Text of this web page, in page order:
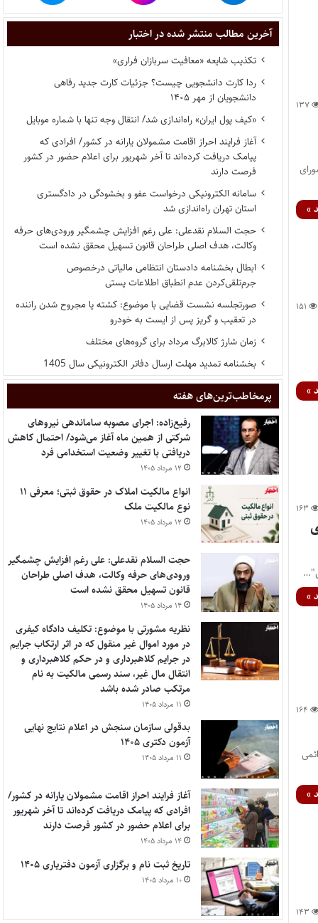
۱۳۷
»
۱۵۱
»
۱۶۳
»
۱۶۴
»
۱۴۳
آخرین مطالب منتشر شده در اختبار
تکذیب شایعه «معافیت سربازان فراری»
ردا کارت دانشجویی چیست؟ جزئیات کارت جدید رفاهی
دانشجویان از مهر ۱۴۰۵
«کیف پول ایران» راه‌اندازی شد/ انتقال وجه تنها با شماره موبایل
آغاز فرایند احراز اقامت مشمولان یارانه در کشور/ افرادی که
پیامک دریافت کرده‌اند تا آخر شهریور برای اعلام حضور در کشور
فرصت دارند
سامانه الکترونیکی درخواست عفو و بخشودگی در دادگستری
استان تهران راه‌اندازی شد
حجت السلام نقدعلی: علی رغم افزایش چشمگیر ورودی‌های حرفه
وکالت، هدف اصلی طراحان قانون تسهیل محقق نشده است
ابطال بخشنامه دادستان انتظامی مالیاتی درخصوص
جرم‌تلقی‌کردن عدم انطباق اطلاعات پستی
صورتجلسه نشست قضایی با موضوع: کشته یا مجروح شدن راننده
در تعقیب و گریز پس از ایست به خودرو
زمان شارژ کالابرگ مرداد برای گروه‌های مختلف
بخشنامه تمدید مهلت ارسال دفاتر الکترونیکی سال 1405
پر‌مخاطب‌ترین‌های هفته
رفیع‌زاده: اجرای مصوبه ساماندهی نیروهای
شرکتی از همین ماه آغاز می‌شود/ احتمال کاهش
دریافتی با تغییر وضعیت استخدامی فرد
۱۲ مرداد ۱۴۰۵
انواع مالکیت املاک در حقوق ثبتی؛ معرفی ۱۱
نوع مالکیت ملک
۱۲ مرداد ۱۴۰۵
حجت السلام نقدعلی: علی رغم افزایش چشمگیر
ورودی‌های حرفه وکالت، هدف اصلی طراحان
قانون تسهیل محقق نشده است
۱۴ مرداد ۱۴۰۵
نظریه مشورتی با موضوع: تکلیف دادگاه کیفری
در مورد اموال غیر منقول که در اثر ارتکاب جرایم
در جرایم کلاهبرداری و در حکم کلاهبرداری و
انتقال مال غیر، سند رسمی مالکیت به نام
مرتکب صادر شده باشد
۱۱ مرداد ۱۴۰۵
بدقولی سازمان سنجش در اعلام نتایج نهایی
آزمون دکتری ۱۴۰۵
۱۱ مرداد ۱۴۰۵
آغاز فرایند احراز اقامت مشمولان یارانه در کشور/
افرادی که پیامک دریافت کرده‌اند تا آخر شهریور
برای اعلام حضور در کشور فرصت دارند
۱۴ مرداد ۱۴۰۵
تاریخ ثبت نام و برگزاری آزمون دفتریاری ۱۴۰۵
۱۰ مرداد ۱۴۰۵